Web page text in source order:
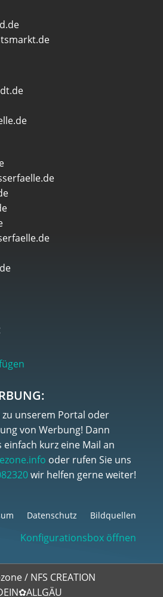
zu unserem Portal oder
von Werbung! Dann
einfach kurz eine Mail an
oder rufen Sie uns
wir helfen gerne weiter!
Datenschutz Bildquellen
Konfigurationsbox öffnen
/ NFS CREATION